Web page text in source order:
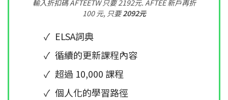
輸入折扣碼 AFTEETW 只要 2192元. AFTEE 新戶再折
100 元, 只要2092元
ELSA詞典
循續的更新課程內容
超過 10,000 課程
個人化的學習路徑